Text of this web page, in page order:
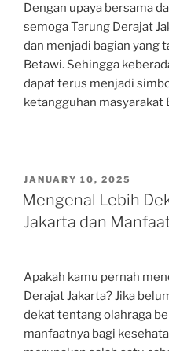
Dengan upaya bersama
semoga Tarung Derajat
dan menjadi bagian yang
Betawi. Sehingga
dapat terus menjadi
ketangguhan masyarakat
POSTED
ON
JANUARY 10, 2025
Mengenal Lebih
Jakarta dan
Apakah kamu pernah
Derajat Jakarta? Jika
dekat tentang olahraga
manfaatnya bagi